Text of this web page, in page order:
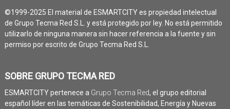
©1999-2025 El material de ESMARTCITY es propiedad intelectual
de Grupo Tecma Red S.L. y está protegido por ley. No está permitido
utilizarlo de ninguna manera sin hacer referencia a la fuente y sin
permiso por escrito de Grupo Tecma Red S.L.
SOBRE GRUPO TECMA RED
ESMARTCITY pertenece a Grupo Tecma Red, el grupo editorial
español líder en las temáticas de Sostenibilidad, Energía y Nuevas